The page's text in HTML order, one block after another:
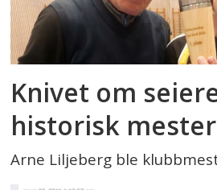
Knivet om
historisk
Arne Liljeberg ble